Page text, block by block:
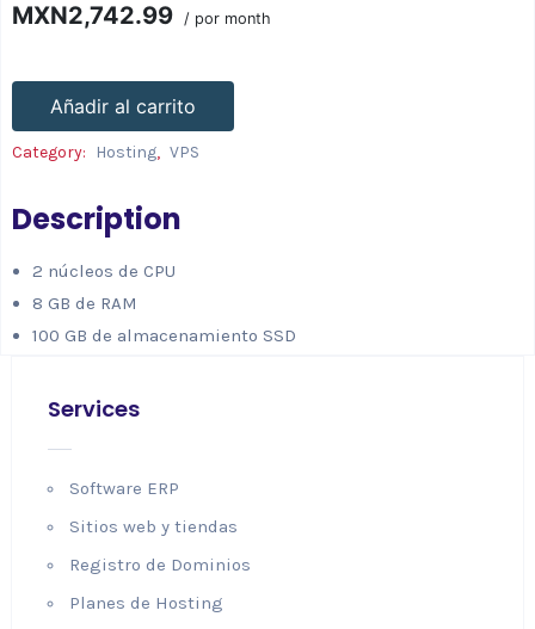
MXN2,742.99 / por month
Añadir al carrito
Category: Hosting, VPS
Description
2 núcleos de CPU
8 GB de RAM
100 GB de almacenamiento SSD
Services
Software ERP
Sitios web y tiendas
Registro de Dominios
Planes de Hosting